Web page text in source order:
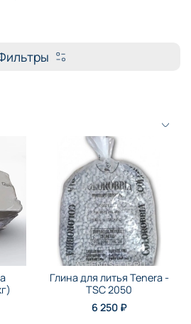
Глина для литья Tenera -
TSC 2050
6 250 ₽